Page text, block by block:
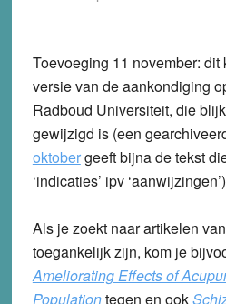
Toevoeging 11 november: dit
versie van de aankondiging
Radboud Universiteit, die
gewijzigd is (een
oktobergeeft bijna de tekst
‘indicaties’ ipv ‘aanwijzingen’)
Als je zoekt naar artikelen
toegankelijk zijn, kom je
Ameliorating Effects of
Populationtegen en ook